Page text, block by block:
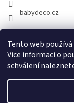
Tento web používá
Více informací o
schválení
babydeco.cz